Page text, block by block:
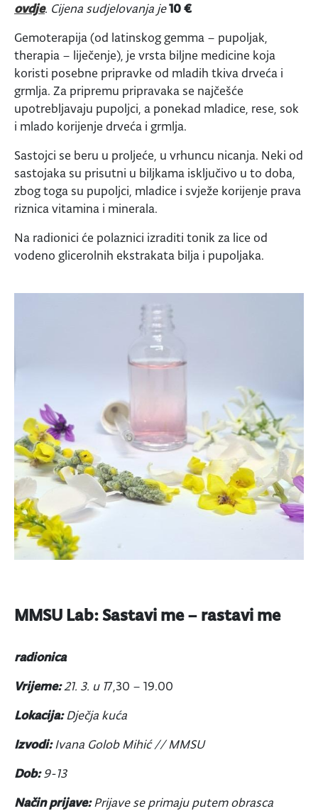
ovdje. Cijena sudjelovanja je10 €
Gemoterapija (od latinskog gemma – pupoljak,
therapia – liječenje), je vrsta biljne medicine koja
koristi posebne pripravke od mladih tkiva drveća i
grmlja. Za pripremu pripravaka se najčešće
upotrebljavaju pupoljci, a ponekad mladice, rese, sok
i mlado korijenje drveća i grmlja.
Sastojci se beru u proljeće, u vrhuncu nicanja. Neki od
sastojaka su prisutni u biljkama isključivo u to doba,
zbog toga su pupoljci, mladice i svježe korijenje prava
riznica vitamina i minerala.
Na radionici će polaznici izraditi tonik za lice od
vodeno glicerolnih ekstrakata bilja i pupoljaka.
MMSU Lab: Sastavi me – rastavi me
radionica
Vrijeme:21. 3. u 17,30 – 19.00
Lokacija:Dječja kuća
Izvodi:Ivana Golob Mihić // MMSU
Dob:9-13
Način prijave:Prijave se primaju putem obrasca